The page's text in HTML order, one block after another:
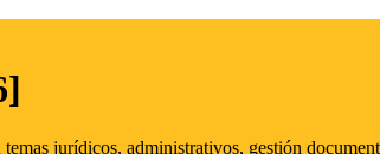
jurídicos, administrativos, gestión